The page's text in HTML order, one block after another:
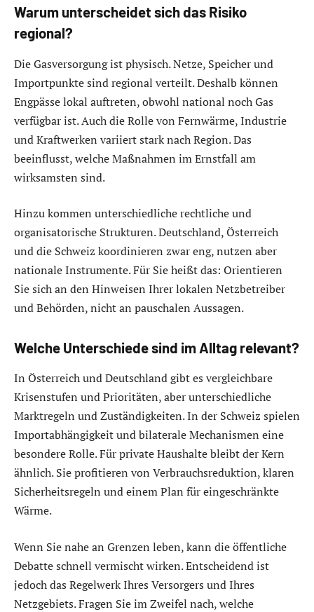
Warum unterscheidet sich das Risiko
regional?
Die Gasversorgung ist physisch. Netze, Speicher und
Importpunkte sind regional verteilt. Deshalb können
Engpässe lokal auftreten, obwohl national noch Gas
verfügbar ist. Auch die Rolle von Fernwärme, Industrie
und Kraftwerken variiert stark nach Region. Das
beeinflusst, welche Maßnahmen im Ernstfall am
wirksamsten sind.
Hinzu kommen unterschiedliche rechtliche und
organisatorische Strukturen. Deutschland, Österreich
und die Schweiz koordinieren zwar eng, nutzen aber
nationale Instrumente. Für Sie heißt das: Orientieren
Sie sich an den Hinweisen Ihrer lokalen Netzbetreiber
und Behörden, nicht an pauschalen Aussagen.
Welche Unterschiede sind im Alltag relevant?
In Österreich und Deutschland gibt es vergleichbare
Krisenstufen und Prioritäten, aber unterschiedliche
Marktregeln und Zuständigkeiten. In der Schweiz spielen
Importabhängigkeit und bilaterale Mechanismen eine
besondere Rolle. Für private Haushalte bleibt der Kern
ähnlich. Sie profitieren von Verbrauchsreduktion, klaren
Sicherheitsregeln und einem Plan für eingeschränkte
Wärme.
Wenn Sie nahe an Grenzen leben, kann die öffentliche
Debatte schnell vermischt wirken. Entscheidend ist
jedoch das Regelwerk Ihres Versorgers und Ihres
Netzgebiets. Fragen Sie im Zweifel nach, welche